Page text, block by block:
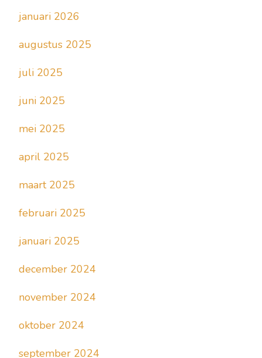
januari 2026
augustus 2025
juli 2025
juni 2025
mei 2025
april 2025
maart 2025
februari 2025
januari 2025
december 2024
november 2024
oktober 2024
september 2024